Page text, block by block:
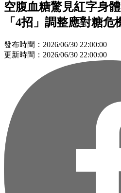
空腹血糖驚見紅字身
「4招」調整應對糖危
發布時間：2026/06/30 22:00:00
更新時間：2026/06/30 22:00:00